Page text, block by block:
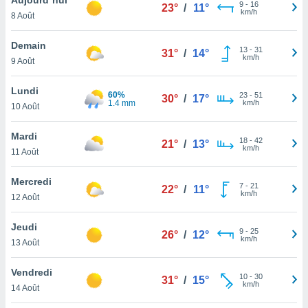
et
»,
au
vous
qu'ils
ou
le
ainsi
un
la
du
8 Août
23° / 11° 9- 16
km/h
Demain
9 Août
31° / 14° 13- 31
km/h
Lundi
10 Août
60%
1.4 mm
30° / 17° 23- 51
km/h
Mardi
11 Août
21° / 13° 18- 42
km/h
Mercredi
12 Août
22° / 11° 7- 21
km/h
Jeudi
13 Août
26° / 12° 9- 25
km/h
Vendredi
14 Août
31° / 15° 10- 30
km/h